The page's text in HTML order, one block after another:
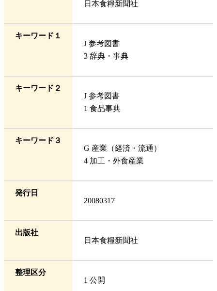
日本食糧新聞社
キーワード１
J 参考図書
3 辞典・事典
キーワード２
J 参考図書
1 食品事典
キーワード３
G 産業（経済・流通）
4 加工・外食産業
発行日
20080317
出版社
日本食糧新聞社
整理区分
1 公開